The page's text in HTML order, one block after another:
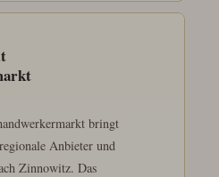
bringt
Anbieter und
Zinnowitz. Das